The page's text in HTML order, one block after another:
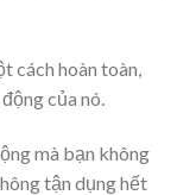
cách hoàn toàn,
của nó.
mà bạn không
tận dụng hết